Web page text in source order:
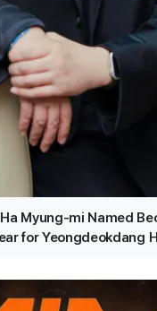
Myung-mi Named
for Yeongdeokdang